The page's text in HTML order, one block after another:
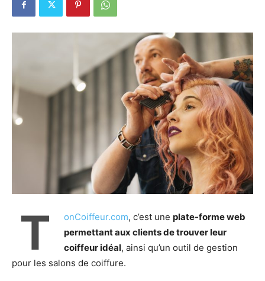
T onCoiffeur.com, c’est une plate-forme web
permettant aux clients de trouver leur
coiffeur idéal, ainsi qu’un outil de gestion
pour les salons de coiffure.